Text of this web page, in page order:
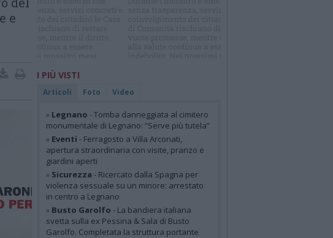
e
I PIÙ VISTI
Articoli Foto Video
» Legnano - Tomba danneggiata al cimitero
monumentale di Legnano: “Serve più tutela”
» Eventi - Ferragosto a Villa Arconati,
apertura straordinaria con visite, pranzo e
giardini aperti
» Sicurezza - Ricercato dalla Spagna per
violenza sessuale su un minore: arrestato
in centro a Legnano
» Busto Garolfo - La bandiera italiana
svetta sulla ex Pessina & Sala di Busto
Garolfo. Completata la struttura portante